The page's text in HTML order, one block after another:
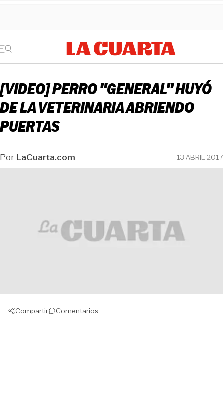
[VIDEO] PERRO "GENERAL" HUYÓ
DE LA VETERINARIA ABRIENDO
PUERTAS
PorLaCuarta.com 13 ABRIL 2017
Compartir Comentarios